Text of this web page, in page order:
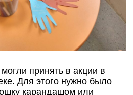
принять в акции в
Для этого нужно было
карандашом или